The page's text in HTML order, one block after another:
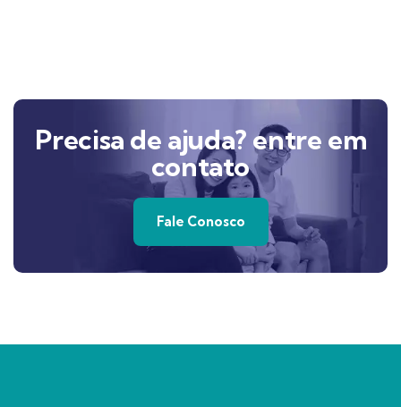
Precisa de ajuda? entre em
contato
Fale Conosco